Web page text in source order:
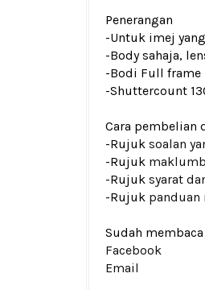
Penerangan
-Untuk imej
-Body sahaja,
-Bodi Full frame
-Shuttercount
Cara pembelian
-Rujuk soalan
-Rujuk
-Rujuk syarat
-Rujuk panduan
Sudah
Facebook
Email